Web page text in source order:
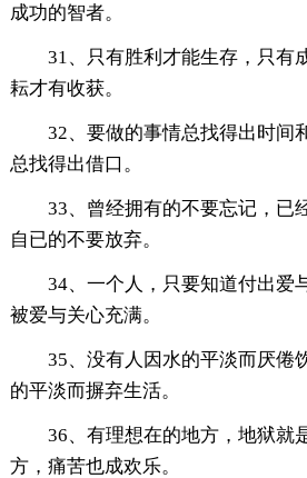
成功的智者。
31、只有胜利才能生存，只有
耘才有收获。
32、要做的事情总找得出时间
总找得出借口。
33、曾经拥有的不要忘记，已
自已的不要放弃。
34、一个人，只要知道付出爱
被爱与关心充满。
35、没有人因水的平淡而厌倦
的平淡而摒弃生活。
36、有理想在的地方，地狱就
方，痛苦也成欢乐。